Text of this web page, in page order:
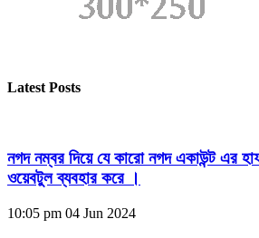
Latest Posts
নগদ নম্বর দিয়ে যে কারো নগদ একাউন্ট এর
ওয়েবটুল ব্যবহার করে ।
10:05 pm 04 Jun 2024